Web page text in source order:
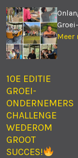
10E EDITIE
GROEI-
ONDERNEMERS
CHALLENGE
WEDEROM
GROOT
SUCCES!
Meer